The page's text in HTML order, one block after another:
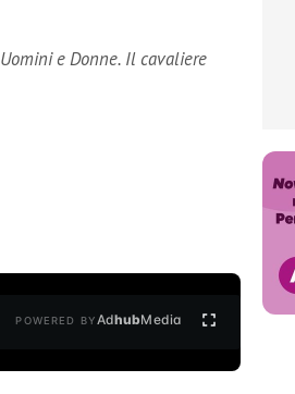
e Donne. Il cavaliere
POWERED BYAdhubMedia